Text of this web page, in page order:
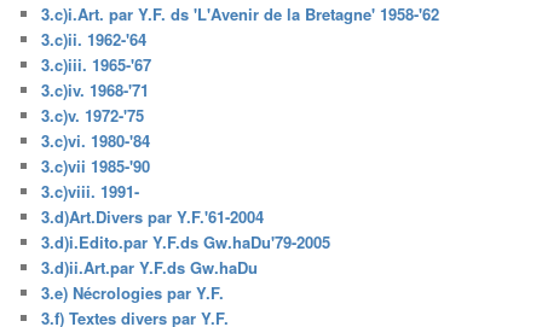
3.c)i.Art. par Y.F. ds 'L'Avenir de la Bretagne' 1958-'62
3.c)ii. 1962-'64
3.c)iii. 1965-'67
3.c)iv. 1968-'71
3.c)v. 1972-'75
3.c)vi. 1980-'84
3.c)vii 1985-'90
3.c)viii. 1991-
3.d)Art.Divers par Y.F.'61-2004
3.d)i.Edito.par Y.F.ds Gw.haDu'79-2005
3.d)ii.Art.par Y.F.ds Gw.haDu
3.e) Nécrologies par Y.F.
3.f) Textes divers par Y.F.